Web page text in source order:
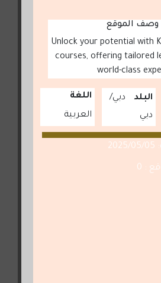
وصف الموقع
Unlock your potential with
courses, offering tailored
world-class
البلد
دبي
دبي
اللغة
العربية
: 0